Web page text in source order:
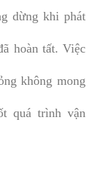
dừng khi phát
hoàn tất. Việc
không mong
quá trình vận